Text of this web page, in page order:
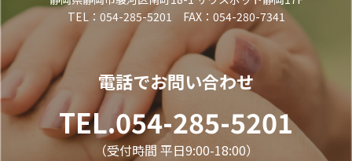
TEL：054-285-5201 FAX：054-280-7341
電話でお問い合わせ
TEL.054-285-5201
（受付時間 平日9:00-18:00）